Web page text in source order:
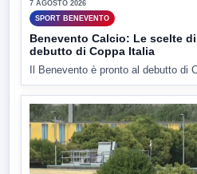
7 AGOSTO 2026
SPORT BENEVENTO
Benevento Calcio: Le scelte
debutto di Coppa Italia
Il Benevento è pronto al debutto di